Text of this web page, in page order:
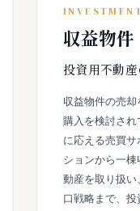
収益物件
投資用不動
収益物件の売却
購入を検討さ
に応える売買
ションから一
動産を取り扱い
口戦略まで、